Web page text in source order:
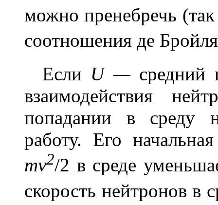
можно пренебречь
соотношения де
Если U — средний
взаимодействия
попадании в среду
работу. Его
mv2/2 в среде
скорость нейтронов в